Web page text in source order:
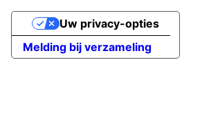
Melding bij verzameling
Uw privacy-opties